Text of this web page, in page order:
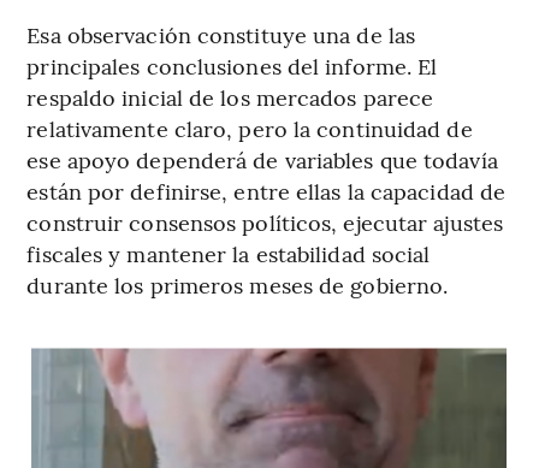
Esa observación constituye una de las
principales conclusiones del informe. El
respaldo inicial de los mercados parece
relativamente claro, pero la continuidad de
ese apoyo dependerá de variables que todavía
están por definirse, entre ellas la capacidad de
construir consensos políticos, ejecutar ajustes
fiscales y mantener la estabilidad social
durante los primeros meses de gobierno.